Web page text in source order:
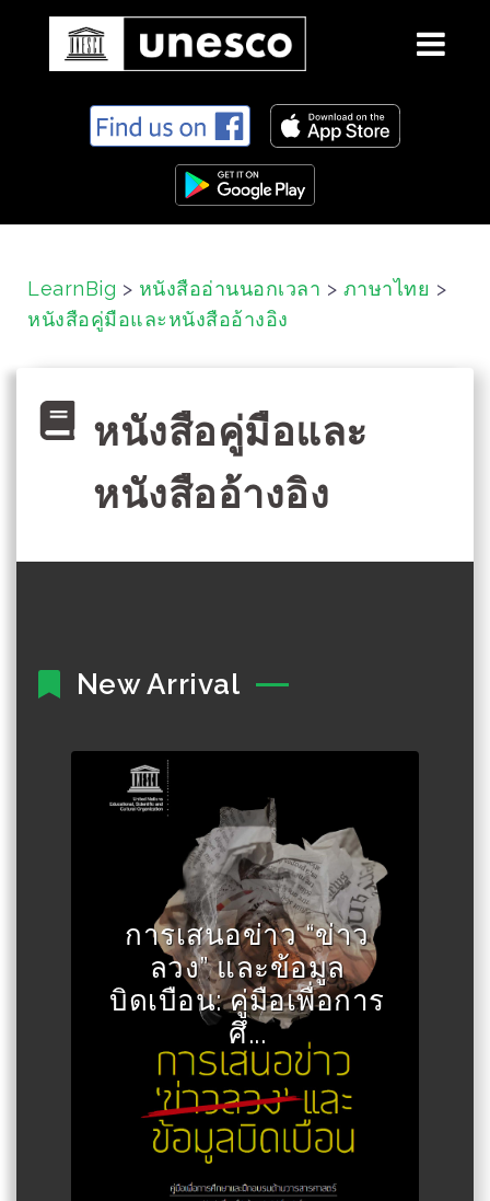
e
LearnBig > หนังสืออ่านนอกเวลา > ภาษาไทย >
หนังสือคู่มือและหนังสืออ้างอิง
หนังสือคู่มือและ
หนังสืออ้างอิง
New Arrival
การเสนอข่าว “ข่าว
ลวง” และข้อมูล
บิดเบือน: คู่มือเพื่อการ
ศึ...
Author :องค์การยูเนสโก